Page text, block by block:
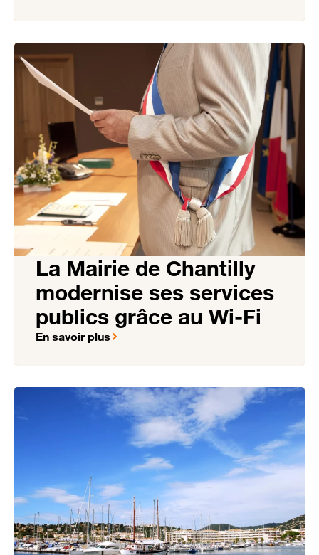
La Mairie de Chantilly
modernise ses services
publics grâce au Wi-Fi
En savoir plus